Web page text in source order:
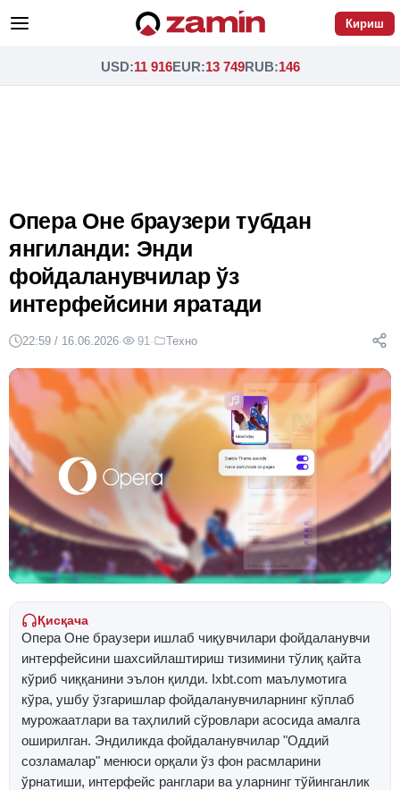
Кириш
USD:11 916EUR:13 749RUB:146
Опера Оне браузери тубдан
янгиланди: Энди
фойдаланувчилар ўз
интерфейсини яратади
22:59 / 16.06.2026· 91 · Техно
Қисқача
Опера Оне браузери ишлаб чиқувчилари фойдаланувчи
интерфейсини шахсийлаштириш тизимини тўлиқ қайта
кўриб чиққанини эълон қилди. Ixbt.com маълумотига
кўра, ушбу ўзгаришлар фойдаланувчиларнинг кўплаб
мурожаатлари ва таҳлилий сўровлари асосида амалга
оширилган. Эндиликда фойдаланувчилар "Оддий
созламалар" менюси орқали ўз фон расмларини
ўрнатиши, интерфейс ранглари ва уларнинг тўйинганлик